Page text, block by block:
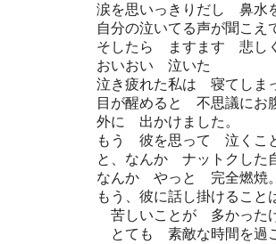
涙を思いっきりだし 鼻水
自分の泣いてる声が聞こえ
そしたら ますます 悲し
おいおい 泣いた
泣き疲れた私は 寝てしま
目が醒めると 不思議にお
外に 出かけました。
もう 彼を思って 泣くこ
と、なんか ナットクした
なんか やっと 完全燃焼。
もう、彼に話し掛けること
苦しいことが 多かった
とても 素敵な時間を過